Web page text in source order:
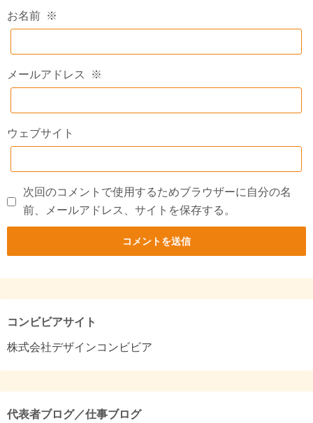
お名前 ※
メールアドレス ※
ウェブサイト
次回のコメントで使用するためブラウザーに自分の名
前、メールアドレス、サイトを保存する。
コンビビアサイト
株式会社デザインコンビビア
代表者ブログ／仕事ブログ